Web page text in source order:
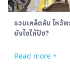
รวมเคล็ดลับ ไหว้
ยังไงให้ปัง?
Read more +